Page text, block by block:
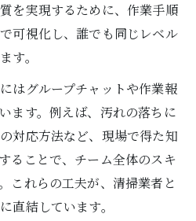
を実現するために、作業手順
可視化し、誰でも同じレベル
す。
はグループチャットや作業報
ます。例えば、汚れの落ちに
対応方法など、現場で得た知
ることで、チーム全体のスキ
これらの工夫が、清掃業者と
直結しています。